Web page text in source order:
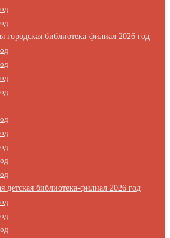
городская библиотека-филиал 2026 год
детская библиотека-филиал 2026 год